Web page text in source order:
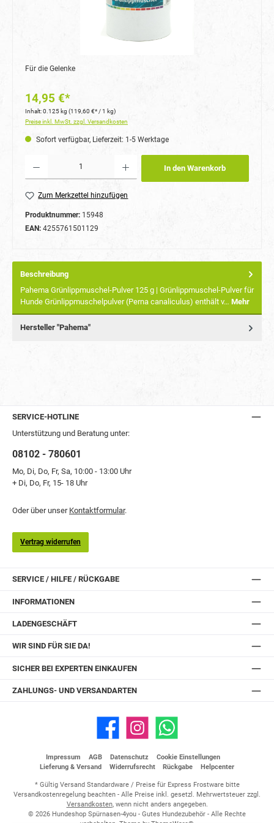
Für die Gelenke
14,95 €*
Inhalt:0.125 kg (119,60 €* / 1 kg)
Preise inkl. MwSt. zzgl. Versandkosten
Sofort verfügbar, Lieferzeit: 1-5 Werktage
In den Warenkorb
Zum Merkzettel hinzufügen
Produktnummer: 15948
EAN: 4255761501129
Beschreibung
Pahema Grünlippmuschel-Pulver 125 g | Grünlippmuschel-Pulver für
Hunde Grünlippmuschelpulver (Perna canaliculus) enthält v… Mehr
Hersteller "Pahema"
SERVICE-HOTLINE
Unterstützung und Beratung unter:
08102 - 780601
Mo, Di, Do, Fr, Sa, 10:00 - 13:00 Uhr
+ Di, Do, Fr, 15- 18 Uhr
Oder über unser Kontaktformular.
Vertrag widerrufen
SERVICE / HILFE / RÜCKGABE
INFORMATIONEN
LADENGESCHÄFT
WIR SIND FÜR SIE DA!
SICHER BEI EXPERTEN EINKAUFEN
ZAHLUNGS- UND VERSANDARTEN
Facebook Instagram WhatsApp
Impressum AGB Datenschutz
Cookie Einstellungen
Lieferung & Versand
Widerrufsrecht Rückgabe Helpcenter
* Gültig Versand Standardware / Preise für Express Frostware bitte
Versandkostenregelung beachten - Alle Preise inkl. gesetzl. Mehrwertsteuer zzgl.
Versandkosten, wenn nicht anders angegeben.
© 2026 Hundeshop Spürnasen-4you - Gutes Hundezubehör - Alle Rechte